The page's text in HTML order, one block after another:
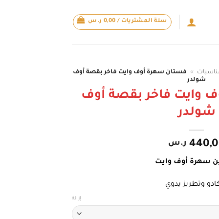
سلة المشتريات / 0,00 ر.س
»
فستان سهرة أوف وايت فاخر بقصة أوف
شولدر
وايت فاخر بقصة أوف
شولدر
ر.س
سهرة أوف وايت
وتطريز يدوي
إزالة